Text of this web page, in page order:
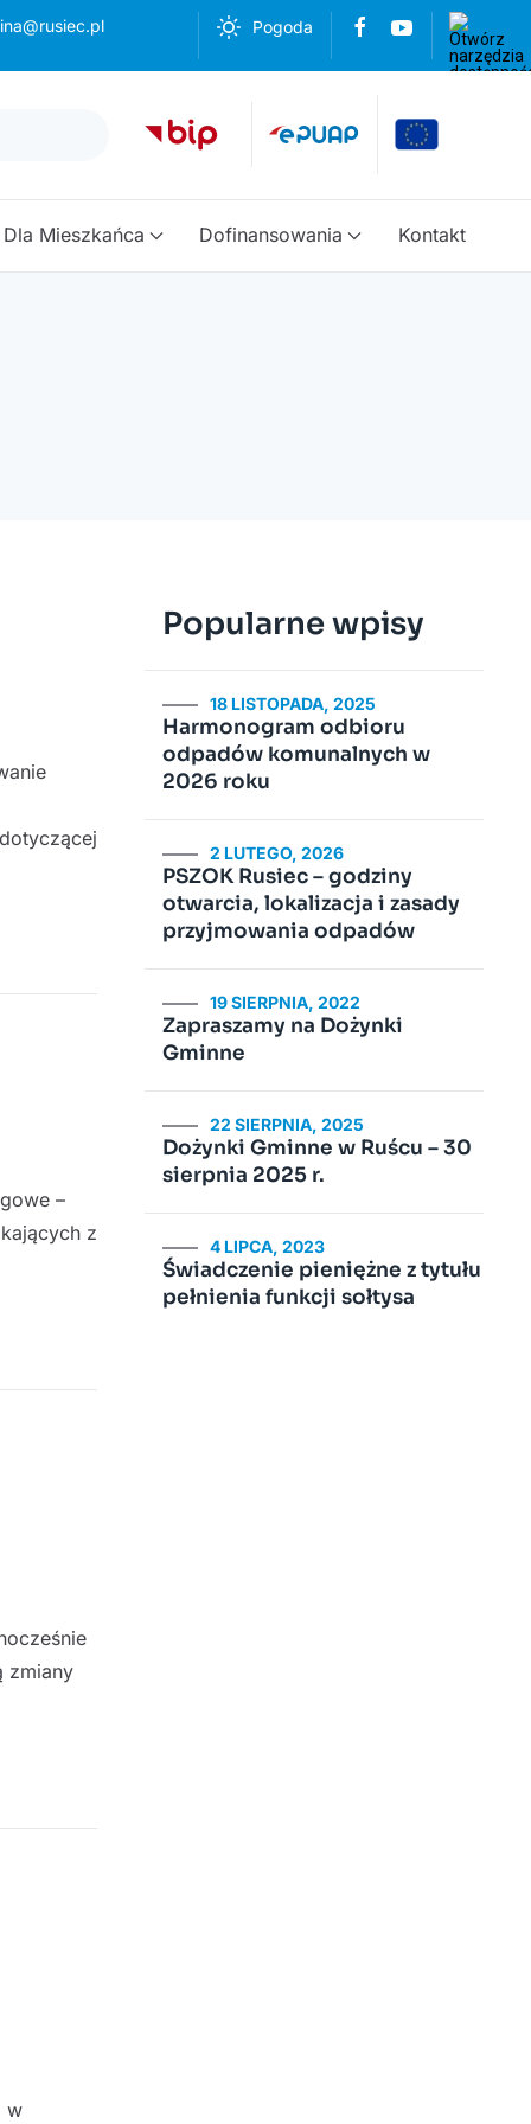
Pogoda
Dla Mieszkańca Dofinansowania Kontakt
–
z
zmiany
w
Popularne wpisy
18 LISTOPADA, 2025
Harmonogram odbioru
odpadów komunalnych w
2026 roku
2 LUTEGO, 2026
PSZOK Rusiec – godziny
otwarcia, lokalizacja i zasady
przyjmowania odpadów
19 SIERPNIA, 2022
Zapraszamy na Dożynki
Gminne
22 SIERPNIA, 2025
Dożynki Gminne w Ruścu – 30
sierpnia 2025 r.
4 LIPCA, 2023
Świadczenie pieniężne z tytułu
pełnienia funkcji sołtysa